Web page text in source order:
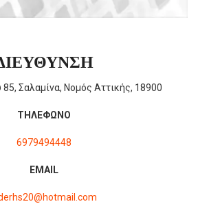
85, Σαλαμίνα, Νομός Αττικής, 18900
ΤΗΛΕΦΩΝΟ
6979494448
EMAIL